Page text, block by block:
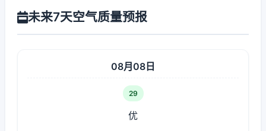
未来7天空气质量预报
08月08日
29
优